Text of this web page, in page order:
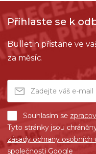
Přihlaste se k
Bulletin přistane ve
za měsíc.
Souhlasím se
Tyto stránky jsou
zásady ochrany osobních
společnosti Google